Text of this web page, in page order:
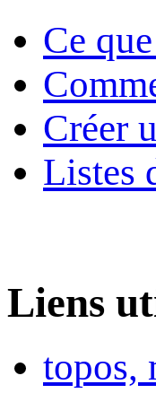
Ce
Créer
Listes
Liens
topos,